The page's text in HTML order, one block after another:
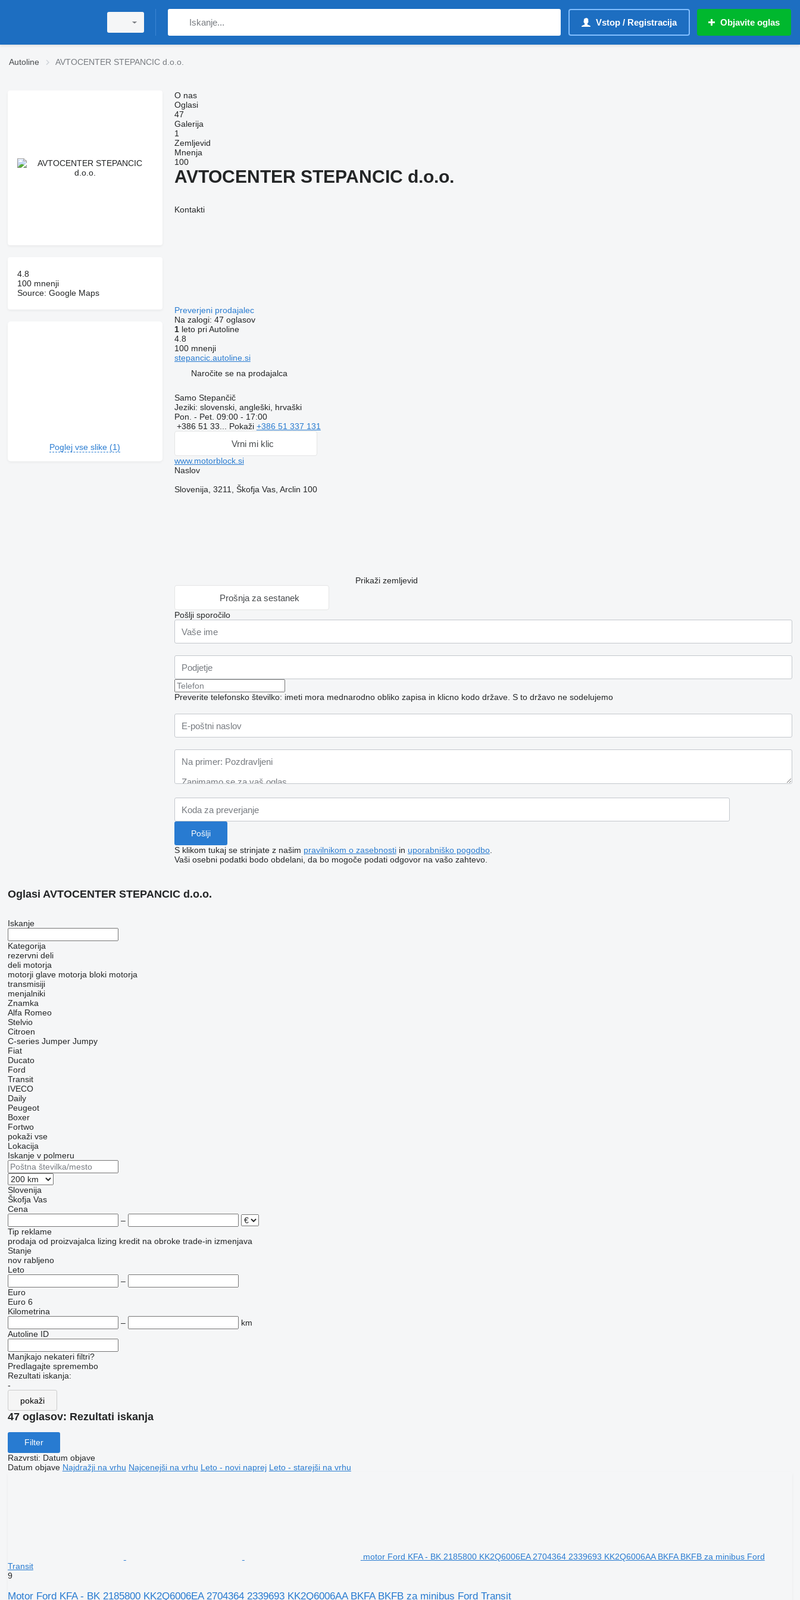
Vstop / Registracija Objavite oglas
Autoline AVTOCENTER STEPANCIC d.o.o.
4.8
100 mnenji
Source: Google Maps
Poglej vse slike (1)
O nas
Oglasi
47
Galerija
1
Zemljevid
Mnenja
100
AVTOCENTER STEPANCIC d.o.o.
Kontakti
Preverjeni prodajalec
Na zalogi: 47 oglasov
1leto pri Autoline
4.8
100 mnenji
stepancic.autoline.si
Naročite se na prodajalca
Samo Stepančič
Jeziki: slovenski, angleški, hrvaški
Pon. - Pet. 09:00 - 17:00
+386 51 33... Pokaži +386 51 337 131
Vrni mi klic
www.motorblock.si
Naslov
Slovenija, 3211, Škofja Vas, Arclin 100
Prikaži zemljevid
Prošnja za sestanek
Pošlji sporočilo
Preverite telefonsko številko: imeti mora mednarodno obliko zapisa in klicno kodo države. S to državo ne sodelujemo
S klikom tukaj se strinjate z našim pravilnikom o zasebnostiin uporabniško pogodbo.
Vaši osebni podatki bodo obdelani, da bo mogoče podati odgovor na vašo zahtevo.
Oglasi AVTOCENTER STEPANCIC d.o.o.
Iskanje
Kategorija
rezervni deli
deli motorja
motorji glave motorja bloki motorja
transmisiji
menjalniki
Znamka
Alfa Romeo
Stelvio
Citroen
C-series Jumper Jumpy
Fiat
Ducato
Ford
Transit
IVECO
Daily
Peugeot
Boxer
Fortwo
pokaži vse
Lokacija
Iskanje v polmeru
Slovenija
Škofja Vas
Cena
–
Tip reklame
prodaja od proizvajalca lizing kredit na obroke trade-in izmenjava
Stanje
nov rabljeno
Leto
–
Euro
Euro 6
Kilometrina
–
km
Autoline ID
Manjkajo nekateri filtri?
Predlagajte spremembo
Rezultati iskanja:
-
pokaži
47 oglasov: Rezultati iskanja
Filter
Razvrsti: Datum objave
Datum objave Najdražji na vrhu Najcenejši na vrhu Leto - novi naprej Leto - starejši na vrhu
motor Ford KFA - BK 2185800 KK2Q6006EA 2704364 2339693 KK2Q6006AA BKFA BKFB za minibus Ford
Transit
9
Motor Ford KFA - BK 2185800 KK2Q6006EA 2704364 2339693 KK2Q6006AA BKFA BKFB za minibus Ford Transit